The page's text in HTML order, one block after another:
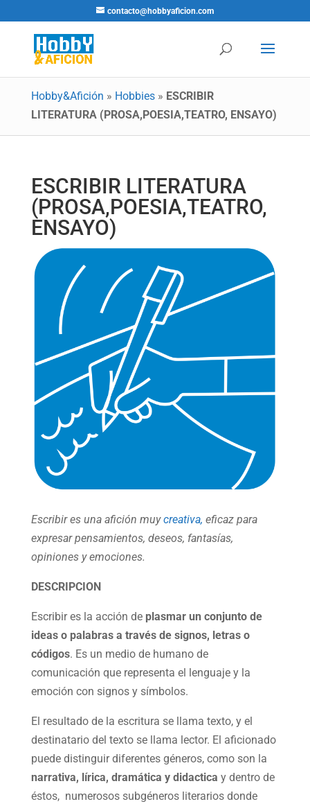
contacto@hobbyaficion.com
Hobby&Afición » Hobbies» ESCRIBIR
LITERATURA (PROSA,POESIA,TEATRO, ENSAYO)
ESCRIBIR LITERATURA
(PROSA,POESIA,TEATRO,
ENSAYO)
Escribir es una afición muycreativa, eficaz para
expresar pensamientos, deseos, fantasías,
opiniones y emociones.
DESCRIPCION
Escribir es la acción de plasmar un conjunto de
ideas o palabras a través de signos, letras o
códigos. Es un medio de humano de
comunicación que representa el lenguaje y la
emoción con signos y símbolos.
El resultado de la escritura se llama texto, y el
destinatario del texto se llama lector. El aficionado
puede distinguir diferentes géneros, como son la
narrativa, lírica, dramática y didactica y dentro de
éstos, numerosos subgéneros literarios donde